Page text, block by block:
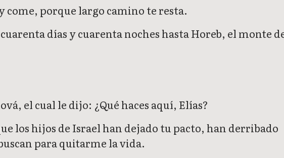
come, porque largo camino te resta.
días y cuarenta noches hasta Horeb, el monte
el cual le dijo: ¿Qué haces aquí, Elías?
los hijos de Israel han dejado tu pacto, han derribado
para quitarme la vida.